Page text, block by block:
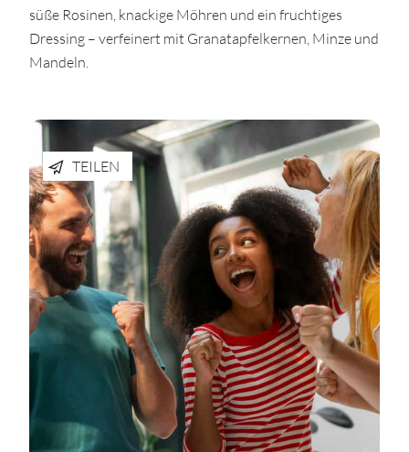
süße Rosinen, knackige Möhren und ein fruchtiges
Dressing – verfeinert mit Granatapfelkernen, Minze und
Mandeln.
TEILEN